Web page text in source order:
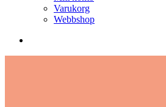
Varukorg
Webbshop